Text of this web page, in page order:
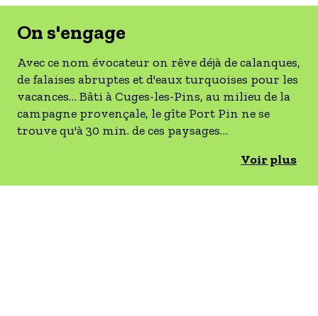
LES OFFRES MYPROVENCE
S'inscrire à nos newsletters
On s'engage
Avec ce nom évocateur on rêve déjà de calanques,
de falaises abruptes et d'eaux turquoises pour les
vacances… Bâti à Cuges-les-Pins, au milieu de la
campagne provençale, le gîte Port Pin ne se
trouve qu'à 30 min. de ces paysages
Parc naturel régional de la Sainte-Baume.Voir plus